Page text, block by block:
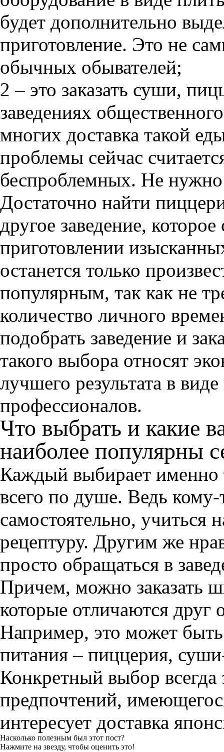
будет дополнительно
приготовление. Это не
обычных обывателей;
2 – это заказать суши,
заведениях
многих доставка такой
проблемы сейчас
беспроблемных. Не нужно
Достаточно найти
другое заведение,
приготовлении
останется только
популярным, так как не
количество личного
подобрать заведение и
такого выбора относят
лучшего результата в
профессионалов.
Что выбрать и какие
наиболее популярны
Каждый выбирает именно
всего по душе. Ведь кому-
самостоятельно, учиться
рецептуру. Другим же
просто обращаться в
Причем, можно заказать
которые отличаются друг
Например, это может
питания – пиццерия,
Конкретный выбор всегда
предпочтений,
интересует доставка
Насколько полезным был этот пост?
Нажмите на звезду, чтобы оценить это!